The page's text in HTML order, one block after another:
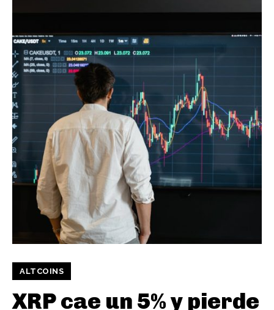
ALTCOINS
XRP cae un 5% y pierde